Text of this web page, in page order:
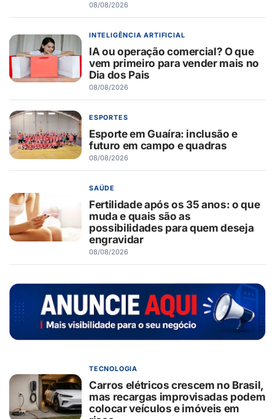
08/08/2026
INTELIGÊNCIA ARTIFICIAL
IA ou operação comercial? O que
vem primeiro para vender mais no
Dia dos Pais
08/08/2026
ESPORTES
Esporte em Guaíra: inclusão e
futuro em campo e quadras
08/08/2026
SAÚDE
Fertilidade após os 35 anos: o que
muda e quais são as
possibilidades para quem deseja
engravidar
08/08/2026
TECNOLOGIA
Carros elétricos crescem no Brasil,
mas recargas improvisadas podem
colocar veículos e imóveis em